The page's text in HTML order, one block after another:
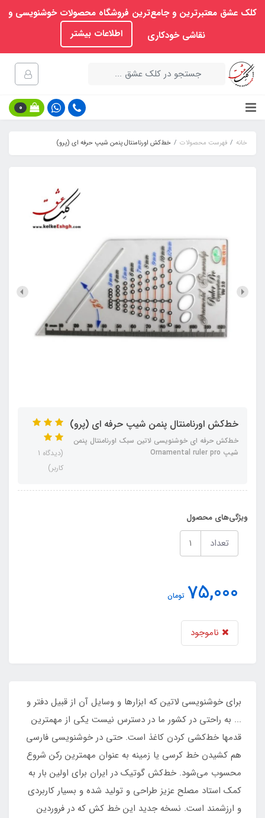
کلک عشق معتبرترین و جامع‌ترین فروشگاه محصولات خوشنویسی و
نقاشی خودکاری
اطلاعات بیشتر
0
خانه فهرست محصولات خط‌کش اورنامنتال پنمن شیپ حرفه ای (پرو)
خط‌کش اورنامنتال پنمن شیپ حرفه ای (پرو)
خط‌کش حرفه ای خوشنویسی لاتین سبک اورنامنتال پنمن
شیپ Ornamental ruler pro
(دیدگاه 1
کاربر)
ویژگی‌های محصول
تعداد
75,000 تومان
ناموجود
برای خوشنویسی لاتین که ابزارها و وسایل آن از قبیل دفتر و
... به راحتی در کشور ما در دسترس نیست یکی از مهمترین
قدمها خط‌کشی کردن کاغذ است. حتی در خوشنویسی فارسی
هم کشیدن خط کرسی یا زمینه به عنوان مهمترین رکن شروع
محسوب می‌شود. خط‌کش گوتیک در ایران برای اولین بار به
کمک استاد مصلح عزیز طراحی و تولید شده و بسیار کاربردی
و ارزشمند است. نسخه جدید این خط کش که در فروردین